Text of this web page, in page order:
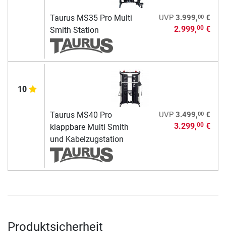
Taurus MS35 Pro Multi
Smith Station
UVP 3.999,00€
2.999,00€
10
Taurus MS40 Pro
klappbare Multi Smith
und Kabelzugstation
UVP 3.499,00€
3.299,00€
Produktsicherheit